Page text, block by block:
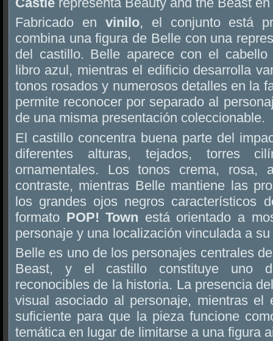
Fabricado en vinilo, el conjunto está
combina una figura de Belle con una
del castillo. Belle aparece con el
libro azul, mientras el edificio desarrolla
tonos rosados y numerosos detalles en la
permite reconocer por separado al
de una misma presentación coleccionable.
El castillo concentra buena parte del
diferentes alturas, tejados, torres
ornamentales. Los tonos crema, rosa,
contraste, mientras Belle mantiene las
los grandes ojos negros característicos
formato POP! Town está orientado a
personaje y una localización vinculada a
Belle es uno de los personajes centrales
Beast, y el castillo constituye uno
reconocibles de la historia. La presencia
visual asociado al personaje, mientras el
suficiente para que la pieza funcione
temática en lugar de limitarse a una figura